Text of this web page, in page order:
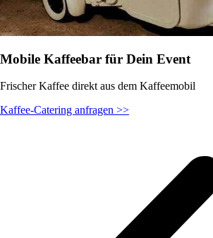
Mobile Kaffeebar für Dein Event
Frischer Kaffee direkt aus dem Kaffeemobil
Kaffee-Catering anfragen >>